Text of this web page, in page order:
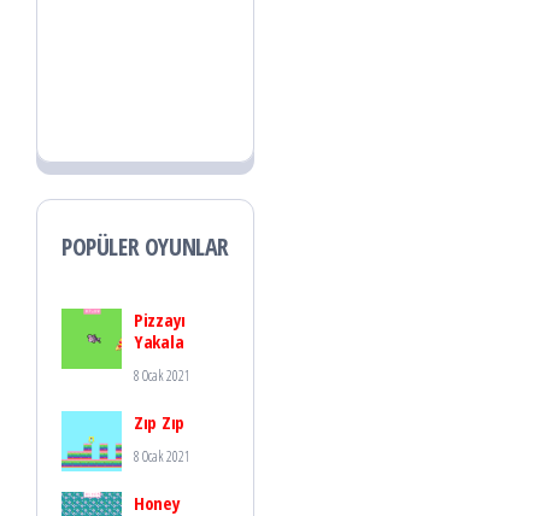
POPÜLER OYUNLAR
Pizzayı
Yakala
8 Ocak 2021
Zıp Zıp
8 Ocak 2021
Honey